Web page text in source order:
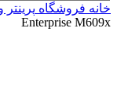
خانه فروشگاه
Enterprise M609x